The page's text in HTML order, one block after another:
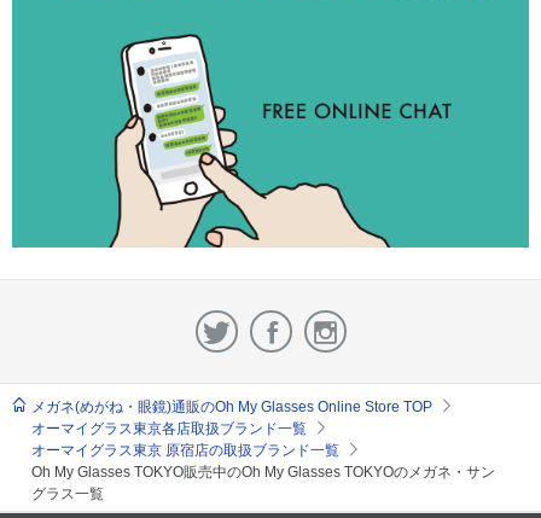
メガネ(めがね・眼鏡)通販のOh My Glasses Online Store TOP
オーマイグラス東京各店取扱ブランド一覧
オーマイグラス東京 原宿店の取扱ブランド一覧
Oh My Glasses TOKYO販売中のOh My Glasses TOKYOのメガネ・サン
グラス一覧